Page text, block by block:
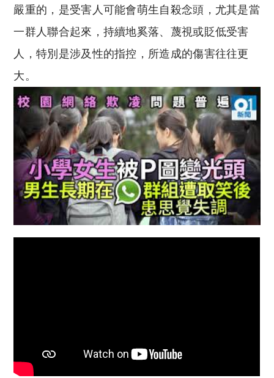
嚴重的，是受害人可能會萌生自殺念頭，尤其是當
一群人聯合起來，持續地奚落、蔑視或貶低受害
人，特別是涉及性的指控，所造成的傷害往往更
大。